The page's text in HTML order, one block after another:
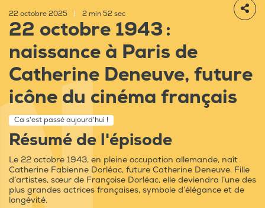
22 octobre 2025 2 min 52 sec
22 octobre 1943 :
naissance à Paris de
Catherine Deneuve, future
icône du cinéma français
Ca s'est passé aujourd'hui !
Résumé de l'épisode
Le 22 octobre 1943, en pleine occupation allemande, naît
Catherine Fabienne Dorléac, future Catherine Deneuve. Fille
d’artistes, sœur de Françoise Dorléac, elle deviendra l’une des
plus grandes actrices françaises, symbole d’élégance et de
longévité.